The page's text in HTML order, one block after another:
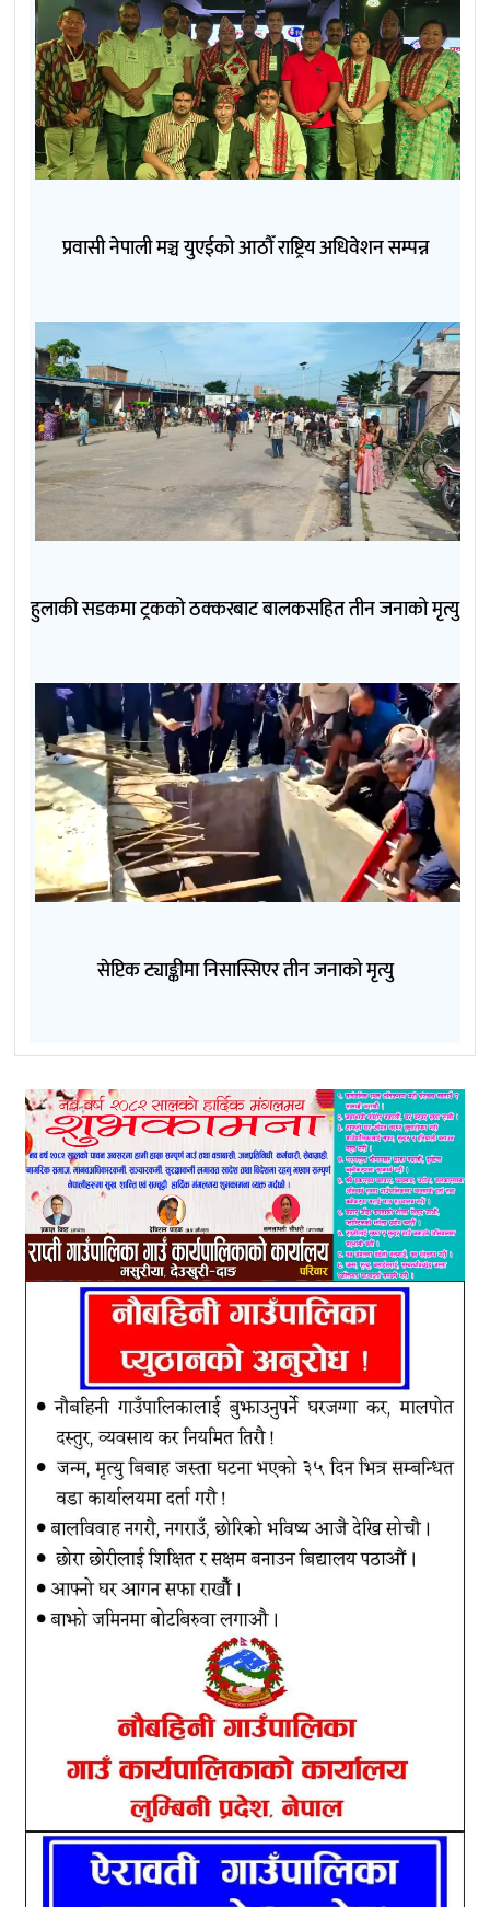
प्रवासी नेपाली मञ्च युएईको आठौँ राष्ट्रिय अधिवेशन सम्पन्न
हुलाकी सडकमा ट्रकको ठक्करबाट बालकसहित तीन जनाको मृत्यु
सेप्टिक ट्याङ्कीमा निसास्सिएर तीन जनाको मृत्यु